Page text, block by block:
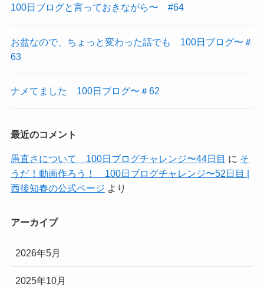
100日ブログと言っておきながら〜 #64
お盆なので、ちょっと変わった話でも 100日ブログ〜＃
63
ナメてました 100日ブログ〜＃62
最近のコメント
愚直さについて 100日ブログチャレンジ〜44日目 に そ
うだ！動画作ろう！ 100日ブログチャレンジ〜52日目 |
西後知春の公式ページ より
アーカイブ
2026年5月
2025年10月